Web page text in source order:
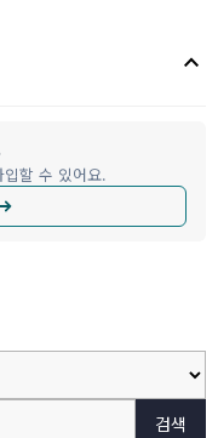
keyboard_arrow_up
입할 수 있어요.
검색